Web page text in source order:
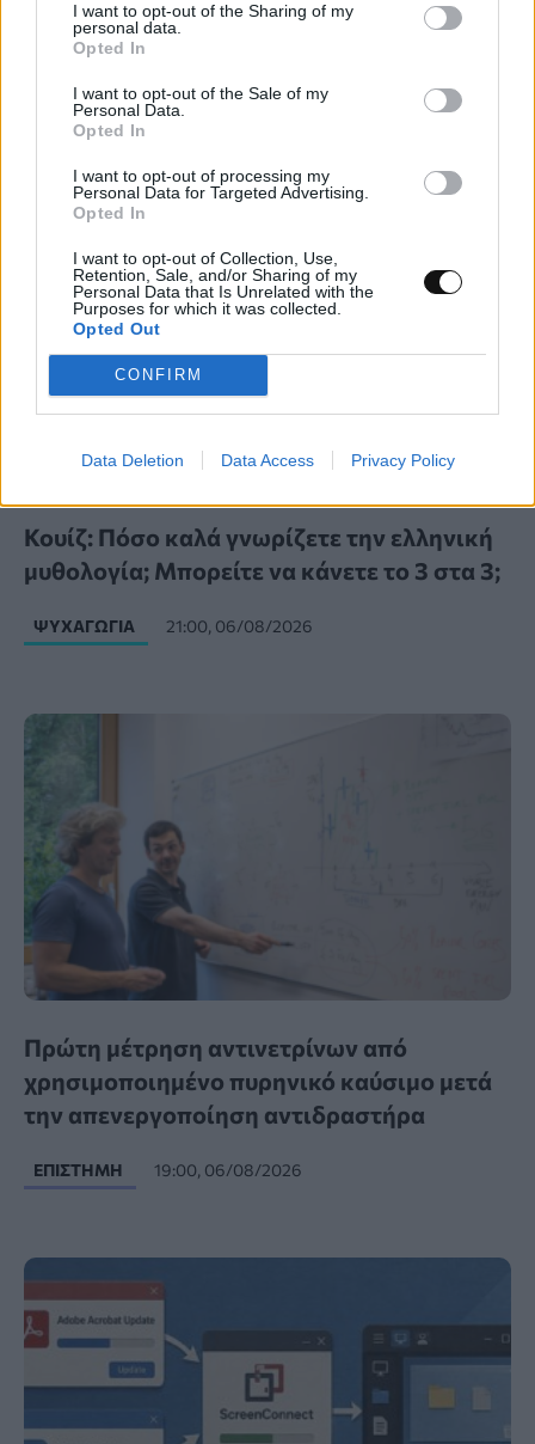
I want to opt-out of the Sharing of my
personal data.
Opted In
I want to opt-out of the Sale of my
Personal Data.
Opted In
I want to opt-out of processing my
Personal Data for Targeted Advertising.
Opted In
I want to opt-out of Collection, Use,
Retention, Sale, and/or Sharing of my
Personal Data that Is Unrelated with the
Purposes for which it was collected.
Opted Out
CONFIRM
Data Deletion Data Access Privacy Policy
παραγωγή αμμωνίας καταστέλλοντας
ανεπιθύμητες αντιδράσεις
ΕΠΙΣΤΉΜΗ 22:00, 06/08/2026
Κουίζ: Πόσο καλά γνωρίζετε την ελληνική
μυθολογία; Μπορείτε να κάνετε το 3 στα 3;
ΨΥΧΑΓΩΓΊΑ 21:00, 06/08/2026
Πρώτη μέτρηση αντινετρίνων από
χρησιμοποιημένο πυρηνικό καύσιμο μετά
την απενεργοποίηση αντιδραστήρα
ΕΠΙΣΤΉΜΗ 19:00, 06/08/2026